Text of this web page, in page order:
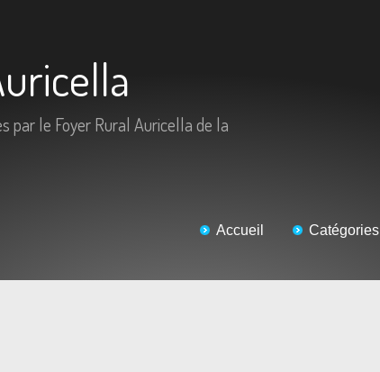
par le Foyer Rural Auricella de la
Accueil Catégories